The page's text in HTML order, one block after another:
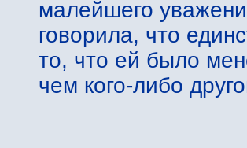
малейшего
говорила, что
то, что ей было
чем